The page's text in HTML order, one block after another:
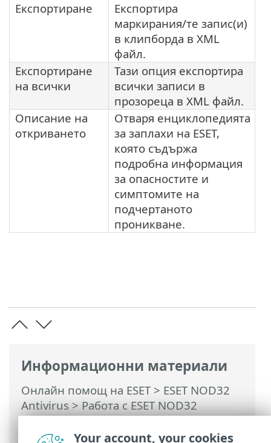
Информационни материали
Онлайн помощ на ESET> ESET NOD32
Antivirus>Работа с ESET NOD32
Antivirus>Сканиране на компютъра>
Регистрационен файл за сканиране на
Експортиране
Експортира
маркирания/те запис(и)
в клипборда в XML
файл.
Експортиране
на всички
Тази опция експортира
всички записи в
прозореца в XML файл.
Описание на
откриването
Отваря енциклопедията
за заплахи на ESET,
която съдържа
подробна информация
за опасностите и
симптомите на
подчертаното
проникване.
Your account, your cookies